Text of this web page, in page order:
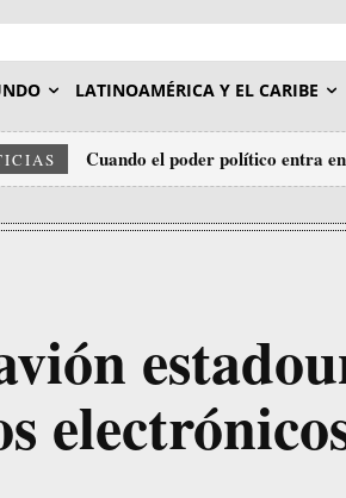
LATINOAMÉRICA Y EL CARIBE
Cuando el poder político entra